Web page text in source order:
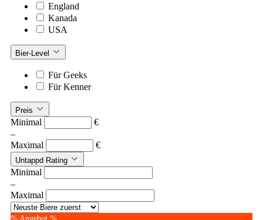
England
Kanada
USA
Bier-Level
Für Geeks
Für Kenner
Preis
Minimal
€
–
Maximal
€
Untappd Rating
Minimal
–
Maximal